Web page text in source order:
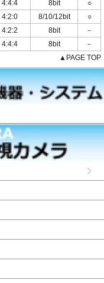
4:4:4 8bit
○
4:2:0 8/10/12bit
○
4:2:2 8bit
－
4:4:4 8bit
－
▲PAGE TOP